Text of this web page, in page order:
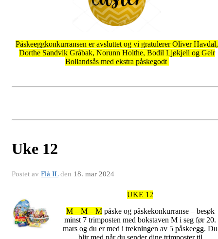
Påskeeggkonkurransen er avsluttet og vi gratulerer Oliver Havdal,
Dorthe Sandvik Gråbak, Norunn Holthe, Bodil Ljøkjell og Geir
Bollandsås med ekstra påskegodt
Uke 12
Postet av Flå ILden 18. mar 2024
UKE 12
M – M – Mpåske og påskekonkurranse – besøk
minst 7 trimposten med bokstaven M i seg før 20.
mars og du er med i trekningen av 5 påskeegg. Du
blir med når du sender dine trimposter til